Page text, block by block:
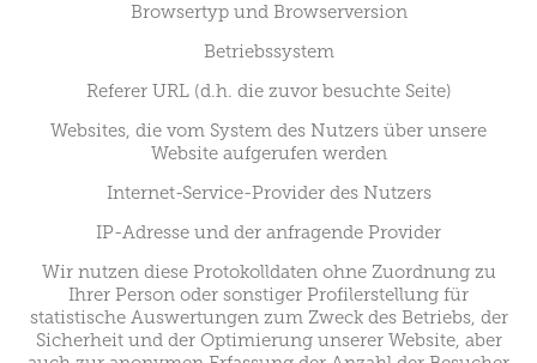
Browsertyp und Browserversion
Betriebssystem
Referer URL (d.h. die zuvor besuchte Seite)
Websites, die vom System des Nutzers über unsere
Website aufgerufen werden
Internet-Service-Provider des Nutzers
IP-Adresse und der anfragende Provider
Wir nutzen diese Protokolldaten ohne Zuordnung zu
Ihrer Person oder sonstiger Profilerstellung für
statistische Auswertungen zum Zweck des Betriebs, der
Sicherheit und der Optimierung unserer Website, aber